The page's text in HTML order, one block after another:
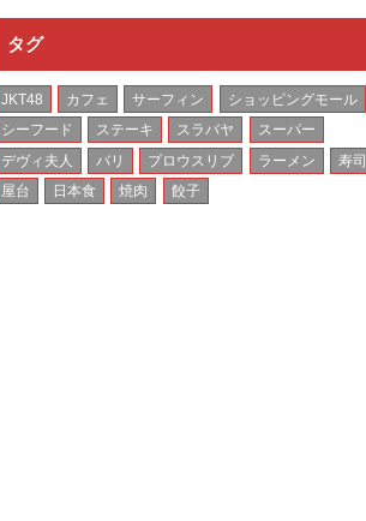
タグ
JKT48 カフェ サーフィン
ショッピングモール
シーフード
ステーキ スラバヤ
スーパー
デヴィ夫人
バリ プロウスリブ ラーメン
寿司
屋台
日本食 焼肉 餃子